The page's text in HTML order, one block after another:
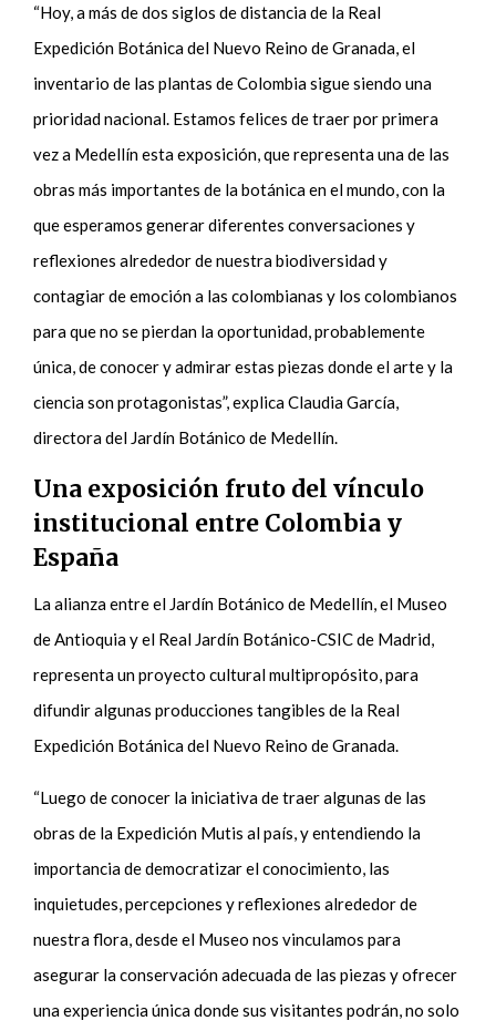
“Hoy, a más de dos siglos de distancia de la Real
Expedición Botánica del Nuevo Reino de Granada, el
inventario de las plantas de Colombia sigue siendo una
prioridad nacional. Estamos felices de traer por primera
vez a Medellín esta exposición, que representa una de las
obras más importantes de la botánica en el mundo, con la
que esperamos generar diferentes conversaciones y
reflexiones alrededor de nuestra biodiversidad y
contagiar de emoción a las colombianas y los colombianos
para que no se pierdan la oportunidad, probablemente
única, de conocer y admirar estas piezas donde el arte y la
ciencia son protagonistas”, explica Claudia García,
directora del Jardín Botánico de Medellín.
Una exposición fruto del vínculo
institucional entre Colombia y
España
La alianza entre el Jardín Botánico de Medellín, el Museo
de Antioquia y el Real Jardín Botánico-CSIC de Madrid,
representa un proyecto cultural multipropósito, para
difundir algunas producciones tangibles de la Real
Expedición Botánica del Nuevo Reino de Granada.
“Luego de conocer la iniciativa de traer algunas de las
obras de la Expedición Mutis al país, y entendiendo la
importancia de democratizar el conocimiento, las
inquietudes, percepciones y reflexiones alrededor de
nuestra flora, desde el Museo nos vinculamos para
asegurar la conservación adecuada de las piezas y ofrecer
una experiencia única donde sus visitantes podrán, no solo